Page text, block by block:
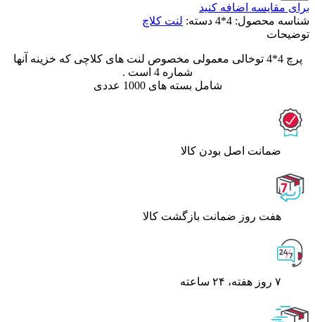
برای مقایسه اضافه کنید
شناسه محصول: 4*4 دسته: لنت کلاچ
توضیحات
پرچ 4*4 توخالی معمولی مخصوص لنت های کلاچی که خزینه آنها
شماره 4 است .
شامل بسته های 1000 عددی
ﺿﻤﺎﻧﺖ اﺻﻞ ﺑﻮدن ﮐﺎﻟﺎ
هفت روز ضمانت بازگشت کالا
۷ روز ﻫﻔﺘﻪ، ۲۴ ﺳﺎﻋﺘﻪ